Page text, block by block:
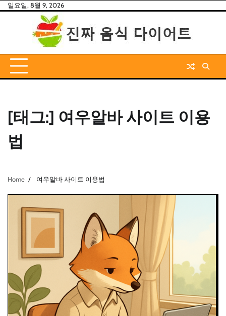
Skip일요일, 8월 9, 2026
[태그:] 여우알바 사이트 이용
법
Home 여우알바 사이트 이용법